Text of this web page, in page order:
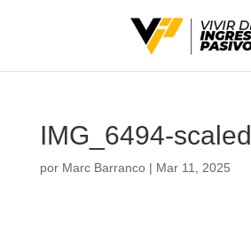
IMG_6494-scaled
por Marc Barranco| Mar 11, 2025